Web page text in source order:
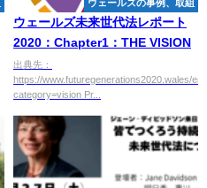
ウェールズの事例、取組
ウェールズ未来世代法レポート
2020：Chapter1：THE VISION
出典先：
https://www.futuregenerations2020.wales/
category=vision Pr...